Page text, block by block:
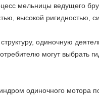
мельницы ведущего
высокой ригидностью,
одиночную
могут выбрать
одиночного мотора